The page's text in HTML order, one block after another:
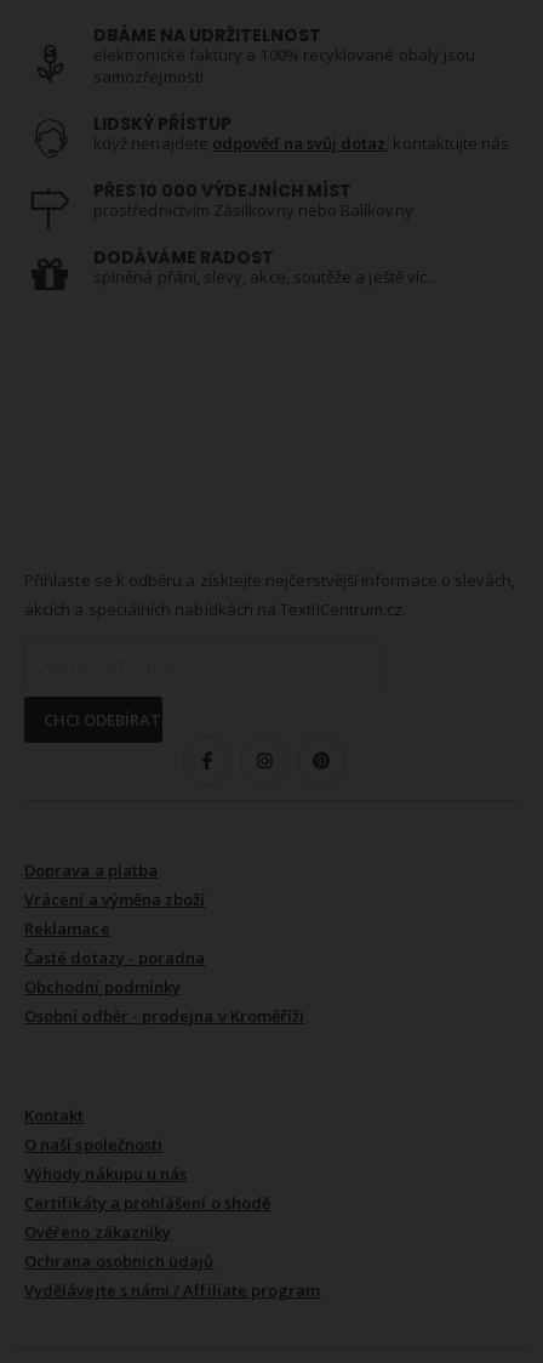
DBÁME NA UDRŽITELNOST
elektronické faktury a 100% recyklované obaly jsou
samozřejmostí
LIDSKÝ PŘÍSTUP
když nenajdete odpověď na svůj dotaz , kontaktujte nás
PŘES 10 000 VÝDEJNÍCH MÍST
prostřednictvím Zásilkovny nebo Balíkovny
DODÁVÁME RADOST
splněná přání, slevy, akce, soutěže a ještě víc...
Přihlaste se k odběru a získtejte nejčerstvější informace o slevách,
akcích a speciálních nabídkách na TextilCentrum.cz.
CHCI ODEBÍRAT
Doprava a platba
Vrácení a výměna zboží
Reklamace
Časté dotazy - poradna
Obchodní podmínky
Osobní odběr - prodejna v Kroměříži
Kontakt
O naší společnosti
Výhody nákupu u nás
Certifikáty a prohlášení o shodě
Ověřeno zákazníky
Ochrana osobních údajů
Vydělávejte s námi / Affiliate program